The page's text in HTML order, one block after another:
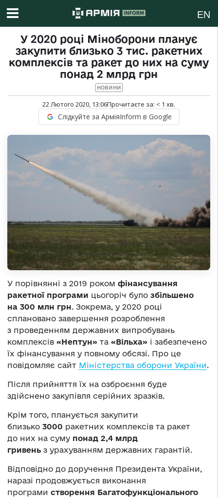
EN
У 2020 році Міноборони планує
закупити близько 3 тис. ракетних
комплексів та ракет до них на суму
понад 2 млрд грн
НОВИНИ
22 Лютого 2020, 13:06Прочитаєте за: < 1 хв.
Слідкуйте за АрміяInform в Google
У порівнянні з 2019 роком фінансування
ракетної програми цьогоріч було збільшено
на 300 млн грн. Зокрема, у 2020 році
сплановано завершення розроблення
з проведенням державних випробувань
комплексів «Нептун» та «Вільха» і забезпечено
їх фінансування у повному обсязі. Про це
повідомляє сайт Міністерства оборони України.
Після прийняття їх на озброєння буде
здійснено закупівля серійних зразків.
Крім того, планується закупити
близько 3000 ракетних комплексів та ракет
до них на суму понад 2,4 млрд
гривень з урахуванням державних гарантій.
Відповідно до доручення Президента України,
наразі продовжується виконання
програми створення Багатофункціонального